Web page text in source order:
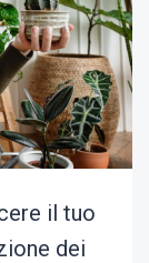
il tuo
dei